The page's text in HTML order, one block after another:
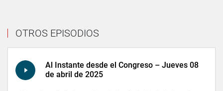
OTROS EPISODIOS
Al Instante desde el Congreso – Jueves 08
de abril de 2025